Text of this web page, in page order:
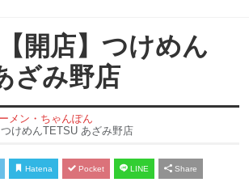
開店】つけめん
ざみ野店
メン・ちゃんぽん
けめんTETSU あざみ野店
Hatena Pocket LINE Share